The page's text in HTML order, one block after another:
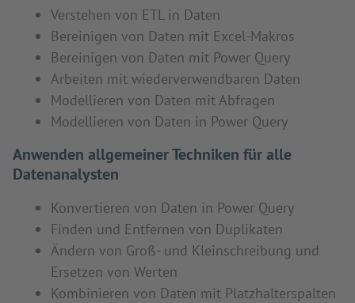
Verstehen von ETL in Daten
Bereinigen von Daten mit Excel-Makros
Bereinigen von Daten mit Power Query
Arbeiten mit wiederverwendbaren Daten
Modellieren von Daten mit Abfragen
Modellieren von Daten in Power Query
Anwenden allgemeiner Techniken für alle
Datenanalysten
Konvertieren von Daten in Power Query
Finden und Entfernen von Duplikaten
Ändern von Groß- und Kleinschreibung und
Ersetzen von Werten
Kombinieren von Daten mit Platzhalterspalten